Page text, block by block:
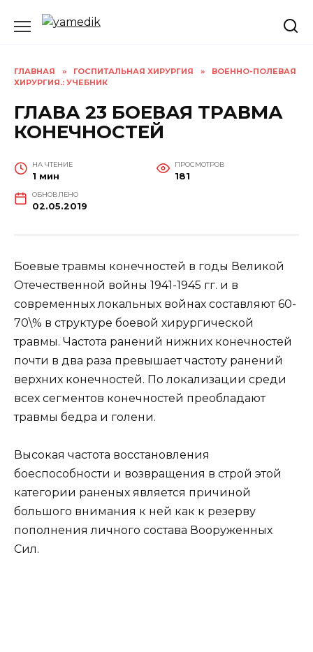
ГЛАВНАЯ » ГОСПИТАЛЬНАЯ ХИРУРГИЯ »
ВОЕННО-ПОЛЕВАЯ
ХИРУРГИЯ.: УЧЕБНИК
ГЛАВА 23 БОЕВАЯ ТРАВМА
КОНЕЧНОСТЕЙ
НА ЧТЕНИЕ
1 мин
ПРОСМОТРОВ
181
ОБНОВЛЕНО
02.05.2019
Боевые травмы конечностей в годы Великой
Отечественной войны 1941-1945 гг. и в
современных локальных войнах составляют 60-
70\% в структуре боевой хирургической
травмы. Частота ранений нижних конечностей
почти в два раза превышает частоту ранений
верхних конечностей. По локализации среди
всех сегментов конечностей преобладают
травмы бедра и голени.
Высокая частота восстановления
боеспособности и возвращения в строй этой
категории раненых является причиной
большого внимания к ней как к резерву
пополнения личного состава Вооруженных
Сил.